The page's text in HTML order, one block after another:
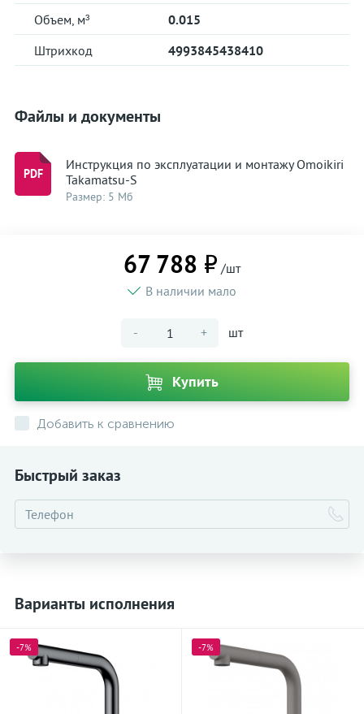
Объем, м³
0.015
Штрихкод
4993845438410
Файлы и документы
Инструкция по эксплуатации и монтажу Omoikiri
Takamatsu-S
Размер: 5 Мб
67 788 ₽ /шт
В наличии мало
- + шт
Купить
Добавить к сравнению
Быстрый заказ
Варианты исполнения
-7% -7%